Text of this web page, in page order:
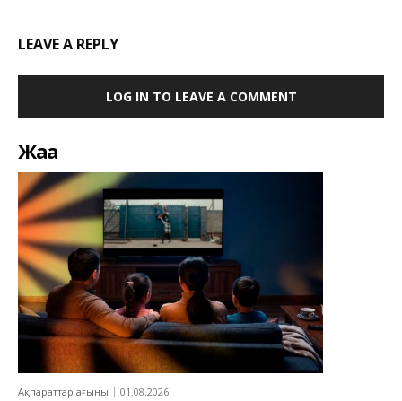
LEAVE A REPLY
LOG IN TO LEAVE A COMMENT
Жаңа
Ақпараттар ағыны 01.08.2026